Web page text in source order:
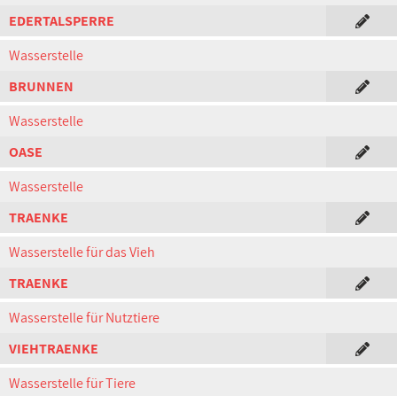
EDERTALSPERRE
Wasserstelle
BRUNNEN
Wasserstelle
OASE
Wasserstelle
TRAENKE
Wasserstelle für das Vieh
TRAENKE
Wasserstelle für Nutztiere
VIEHTRAENKE
Wasserstelle für Tiere